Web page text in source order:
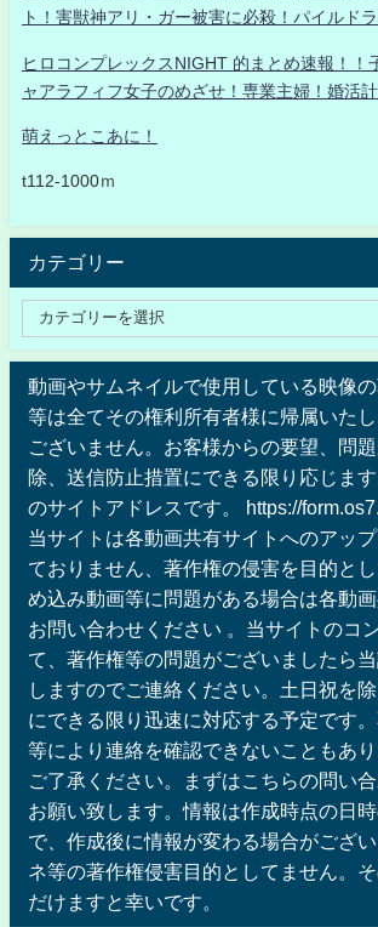
ト！害獣神アリ・ガー被害に必殺！パイルド
ヒロコンプレックスNIGHT 的まとめ速報！！
ャアラフィフ女子のめざせ！専業主婦！婚活
萌えっとこあに！
t112-1000ｍ
カテゴリー
動画やサムネイルで使用している映像
等は全てその権利所有者様に帰属いた
ございません。お客様からの要望、問
除、送信防止措置にできる限り応じま
のサイトアドレスです。 https://
当サイトは各動画共有サイトへのアッ
ておりません、著作権の侵害を目的と
め込み動画等に問題がある場合は各動
お問い合わせください 。当サイトのコ
て、著作権等の問題がございましたら
しますのでご連絡ください。土日祝を
にできる限り迅速に対応する予定です
等により連絡を確認できないこともあり
ご了承ください。まずはこちらの問い
お願い致します。情報は作成時点の日
で、作成後に情報が変わる場合がござ
ネ等の著作権侵害目的としてません。
だけますと幸いです。